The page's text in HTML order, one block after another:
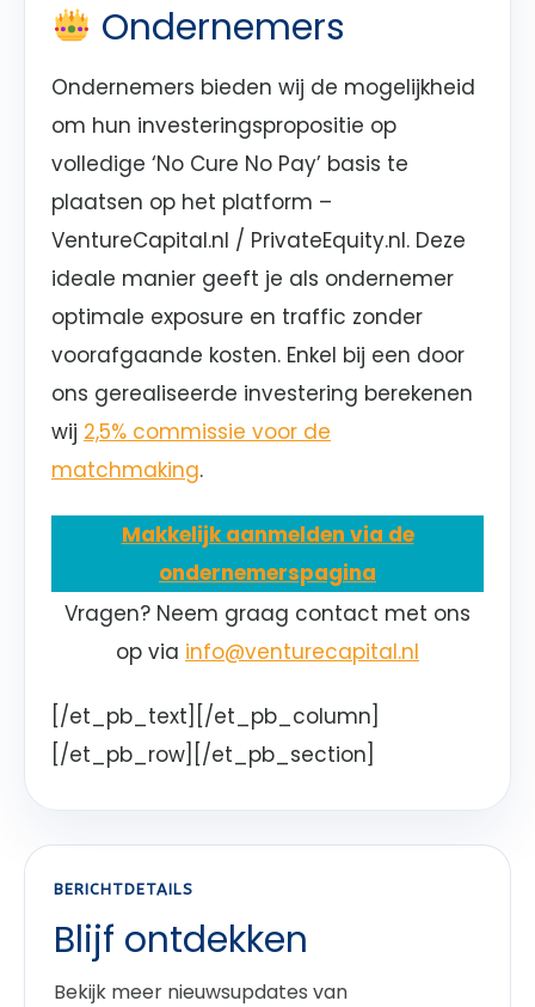
Ondernemers
Ondernemers bieden wij de mogelijkheid
om hun investeringspropositie op
volledige ‘No Cure No Pay’ basis te
plaatsen op het platform –
VentureCapital.nl / PrivateEquity.nl. Deze
ideale manier geeft je als ondernemer
optimale exposure en traffic zonder
voorafgaande kosten. Enkel bij een door
ons gerealiseerde investering berekenen
wij 2,5% commissie voor de
matchmaking.
Makkelijk aanmelden via de
ondernemerspagina
Vragen? Neem graag contact met ons
op via info@venturecapital.nl
[/et_pb_text][/et_pb_column]
[/et_pb_row][/et_pb_section]
BERICHTDETAILS
Blijf ontdekken
Bekijk meer nieuwsupdates van